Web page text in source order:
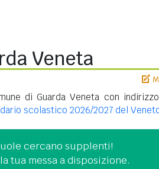
Veneta
di Guarda Veneta con
scolastico 2026/2027 del
cercano supplenti!
tua messa a disposizione.